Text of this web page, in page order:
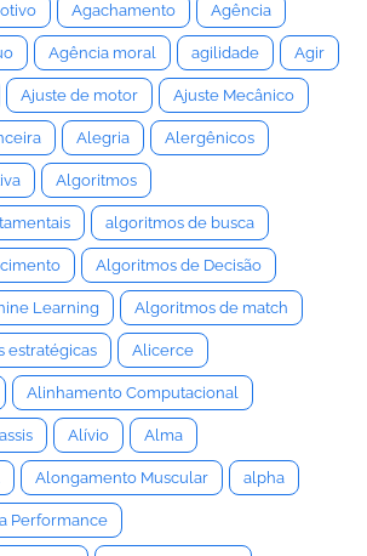
Agachamento Agência
Agência moral agilidade Agir
Ajuste de motor Ajuste Mecânico
Alegria Alergênicos
Algoritmos
algoritmos de busca
Algoritmos de Decisão
Learning Algoritmos de match
estratégicas Alicerce
Alinhamento Computacional
Alívio Alma
Alongamento Muscular alpha
Performance